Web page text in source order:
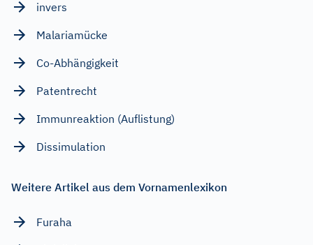
invers
Malariamücke
Co-Abhängigkeit
Patentrecht
Immunreaktion (Auflistung)
Dissimulation
Weitere Artikel aus dem Vornamenlexikon
Furaha